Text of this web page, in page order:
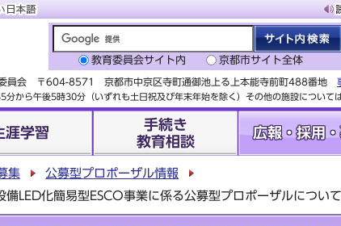
教育委員会サイト内 京都市サイト全体
員会 〒604-8571 京都市中京区寺町通御池上る上本能寺前町488番地
分から午後5時30分（いずれも土日祝及び年末年始を除く）その他の施設について
涯学習
手続き
教育相談
広報・採用
集
公募型プロポーザル情報
LED化簡易型ESCO事業に係る公募型プロポーザルについ